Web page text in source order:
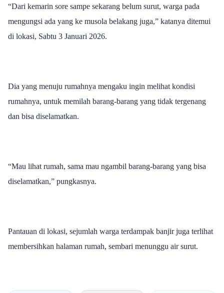
“Dari kemarin sore sampe sekarang belum surut, warga pada
mengungsi ada yang ke musola belakang juga,” katanya ditemui
di lokasi, Sabtu 3 Januari 2026.
Dia yang menuju rumahnya mengaku ingin melihat kondisi
rumahnya, untuk memilah barang-barang yang tidak tergenang
dan bisa diselamatkan.
“Mau lihat rumah, sama mau ngambil barang-barang yang bisa
diselamatkan,” pungkasnya.
Pantauan di lokasi, sejumlah warga terdampak banjir juga terlihat
membersihkan halaman rumah, sembari menunggu air surut.